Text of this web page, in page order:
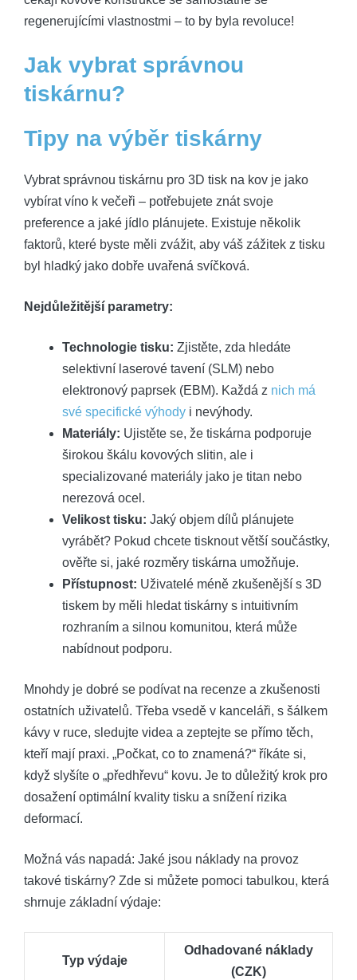
regenerujícími vlastnostmi – to by byla revoluce!
Jak vybrat správnou
tiskárnu?
Tipy na výběr tiskárny
Vybrat správnou tiskárnu pro 3D tisk na kov je jako
vybírat víno k večeři – potřebujete znát svoje
preference a jaké jídlo plánujete. Existuje několik
faktorů, které byste měli zvážit, aby váš zážitek z tisku
byl hladký jako dobře uvařená svíčková.
Nejdůležitější parametry:
Technologie tisku: Zjistěte, zda hledáte
selektivní laserové tavení (SLM) nebo
elektronový paprsek (EBM). Každá z nich má
své specifické výhody i nevýhody.
Materiály: Ujistěte se, že tiskárna podporuje
širokou škálu kovových slitin, ale i
specializované materiály jako je titan nebo
nerezová ocel.
Velikost tisku: Jaký objem dílů plánujete
vyrábět? Pokud chcete tisknout větší součástky,
ověřte si, jaké rozměry tiskárna umožňuje.
Přístupnost: Uživatelé méně zkušenější s 3D
tiskem by měli hledat tiskárny s intuitivním
rozhraním a silnou komunitou, která může
nabídnout podporu.
Mnohdy je dobré se podívat na recenze a zkušenosti
ostatních uživatelů. Třeba vsedě v kanceláři, s šálkem
kávy v ruce, sledujte videa a zeptejte se přímo těch,
kteří mají praxi. „Počkat, co to znamená?“ říkáte si,
když slyšíte o „předhřevu“ kovu. Je to důležitý krok pro
dosažení optimální kvality tisku a snížení rizika
deformací.
Možná vás napadá: Jaké jsou náklady na provoz
takové tiskárny? Zde si můžete pomoci tabulkou, která
shrnuje základní výdaje:
Typ výdaje
Odhadované náklady
(CZK)